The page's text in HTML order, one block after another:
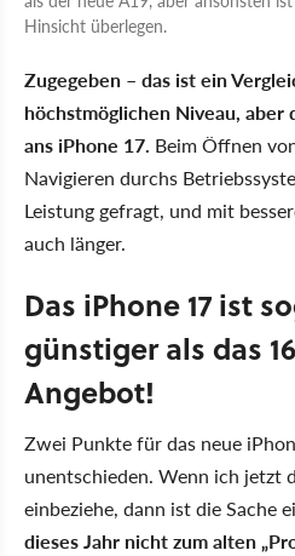
Hinsicht überlegen.
Zugegeben – das ist ein
höchstmöglichen Niveau,
ans iPhone 17. Beim Öffnen
Navigieren durchs
Leistung gefragt, und mit
auch länger.
Das iPhone 17 ist
günstiger als das
Angebot!
Zwei Punkte für das neue
unentschieden. Wenn ich jetzt
einbeziehe, dann ist die Sache
dieses Jahr nicht zum alten